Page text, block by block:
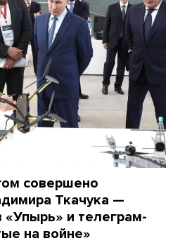
совершено
Ткачука —
«Упырь» и телеграм-
на войне»